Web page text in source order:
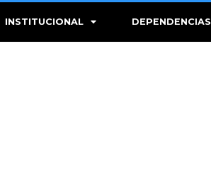
INSTITUCIONAL DEPENDENCIAS